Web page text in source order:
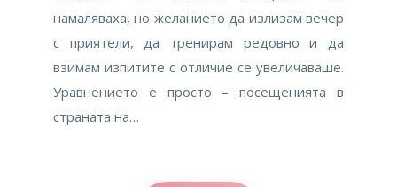
намаляваха, но желанието да излизам вечер
с приятели, да тренирам редовно и да
взимам изпитите с отличие се увеличаваше.
Уравнението е просто – посещенията в
страната на…